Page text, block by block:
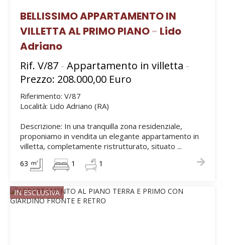
BELLISSIMO APPARTAMENTO IN
VILLETTA AL PRIMO PIANO- Lido
Adriano
Rif. V/87 - Appartamento in villetta -
Prezzo: 208.000,00 Euro
Riferimento: V/87
Località: Lido Adriano (RA)
Descrizione: In una tranquilla zona residenziale,
proponiamo in vendita un elegante appartamento in
villetta, completamente ristrutturato, situato ...
63 1 1
IN ESCLUSIVA